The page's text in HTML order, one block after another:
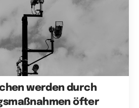
werden durch
öfter